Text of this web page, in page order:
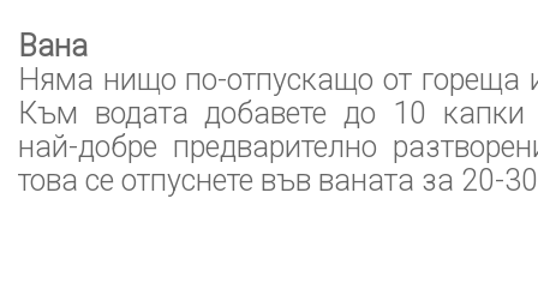
Вана
Няма нищо по-отпускащо от гореща
Към водата добавете до 10 капки
най-добре предварително
това се отпуснете във ваната за 20-